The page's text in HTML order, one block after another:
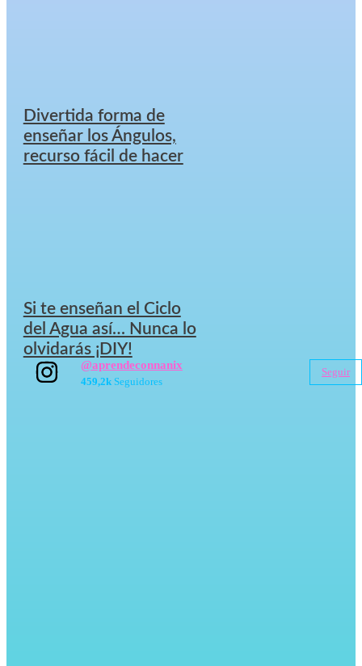
Divertida forma de
enseñar los Ángulos,
recurso fácil de hacer
Si te enseñan el Ciclo
del Agua así… Nunca lo
olvidarás ¡DIY!
@aprendeconnanix
459,2k Seguidores
Seguir